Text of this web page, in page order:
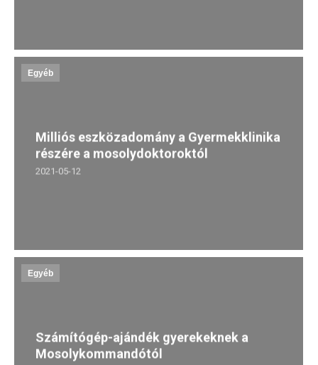
Egyéb
Milliós eszközadomány a Gyermekklinika
részére a mosolydoktoroktól
2021-05-12
Egyéb
Számítógép-ajándék gyerekeknek a
Mosolykommandótól